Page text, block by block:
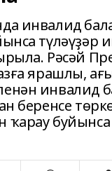
инвалид
түләүҙәр
Рәсәй
ярашлы,
инвалид
беренсе
ҡарау буйынса